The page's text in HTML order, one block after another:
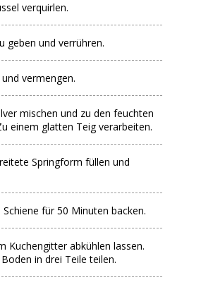
verquirlen.
geben und verrühren.
vermengen.
mischen und zu den feuchten
einem glatten Teig verarbeiten.
Springform füllen und
für 50 Minuten backen.
Kuchengitter abkühlen lassen.
in drei Teile teilen.